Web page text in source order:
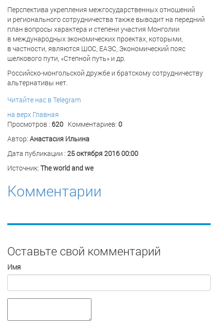
Перспектива укрепления межгосударственных отношений
и регионального сотрудничества также выводит на передний
план вопросы характера и степени участия Монголии
в международных экономических проектах, которыми,
в частности, являются ШОС, ЕАЭС, Экономический пояс
шелкового пути, «Степной путь» и др.
Российско-монгольской дружбе и братскому сотрудничеству
альтернативы нет.
Читайте нас в Telegram
на верх Главная
Просмотров : 620 Комментариев: 0
Автор: Анастасия Ильина
Дата публикации : 25 октября 2016 00:00
Источник: The world and we
Комментарии
Оставьте свой комментарий
Имя